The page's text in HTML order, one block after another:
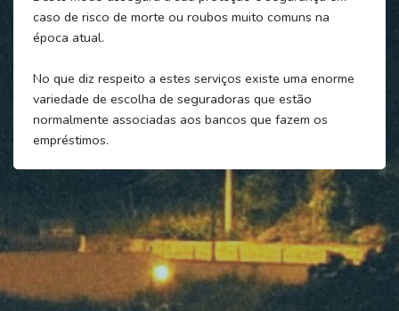
caso de risco de morte ou roubos muito comuns na
época atual.
No que diz respeito a estes serviços existe uma enorme
variedade de escolha de seguradoras que estão
normalmente associadas aos bancos que fazem os
empréstimos.